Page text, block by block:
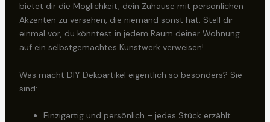
bietet dir die Möglichkeit, dein Zuhause mit persönlichen
Akzenten zu versehen, die niemand sonst hat. Stell dir
einmal vor, du könntest in jedem Raum deiner Wohnung
auf ein selbstgemachtes Kunstwerk verweisen!
Was macht DIY Dekoartikel eigentlich so besonders? Sie
sind:
Einzigartig und persönlich – jedes Stück erzählt